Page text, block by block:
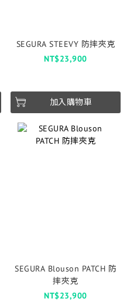
SEGURA STEEVY 防摔夾克
NT$23,900
加入購物車
SEGURA Blouson PATCH 防
摔夾克
NT$23,900